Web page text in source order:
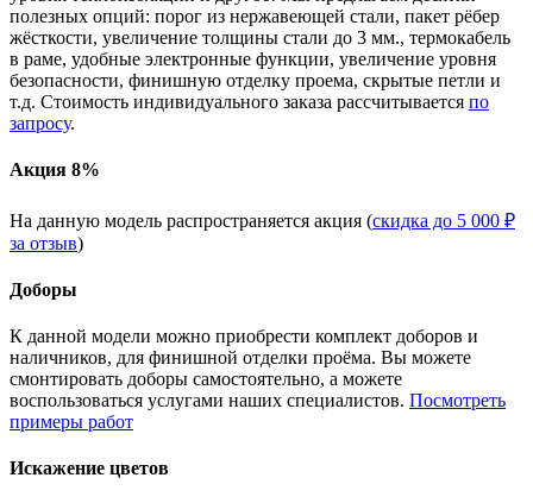
полезных опций: порог из нержавеющей стали, пакет рёбер
жёсткости, увеличение толщины стали до 3 мм., термокабель
в раме, удобные электронные функции, увеличение уровня
безопасности, финишную отделку проема, скрытые петли и
т.д. Стоимость индивидуального заказа рассчитывается по
запросу.
Акция 8%
На данную модель распространяется акция (скидка до 5 000 ₽
за отзыв)
Доборы
К данной модели можно приобрести комплект доборов и
наличников, для финишной отделки проёма. Вы можете
смонтировать доборы самостоятельно, а можете
воспользоваться услугами наших специалистов. Посмотреть
примеры работ
Искажение цветов